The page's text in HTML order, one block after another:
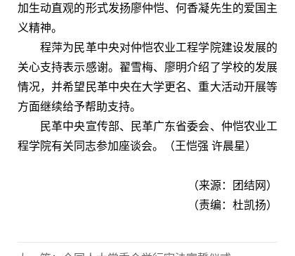
加生动直观的形式发扬廖仲恺、何香凝先生的爱国主
义精神。
程萍为民革中央对仲恺农业工程学院建设发展的
关心支持表示感谢。翟雪梅、廖明介绍了学校的发展
情况，并希望民革中央在大学更名、重大活动开展等
方面继续给予帮助支持。
民革中央宣传部、民革广东省委会、仲恺农业工
程学院有关同志参加座谈会。（王恺强 许晨星）
（来源：团结网）
（责编：杜凯扬）